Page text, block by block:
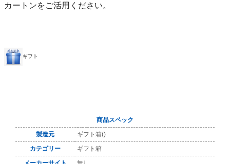
カートンをご活用ください。
ギフト
商品スペック
製造元
ギフト箱()
カテゴリー
ギフト箱